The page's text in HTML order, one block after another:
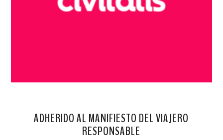
ADHERIDO AL MANIFIESTO DEL VIAJERO
RESPONSABLE